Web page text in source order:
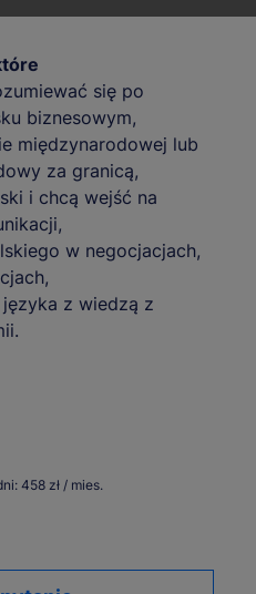
się po
biznesowym,
międzynarodowej lub
za granicą,
i chcą wejść na
w negocjacjach,
języka z wiedzą z
458 zł / mies.